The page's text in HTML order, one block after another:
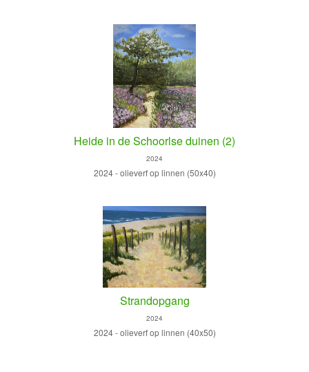
Heide in de Schoorlse duinen (2)
2024
2024 - olieverf op linnen (50x40)
Strandopgang
2024
2024 - olieverf op linnen (40x50)